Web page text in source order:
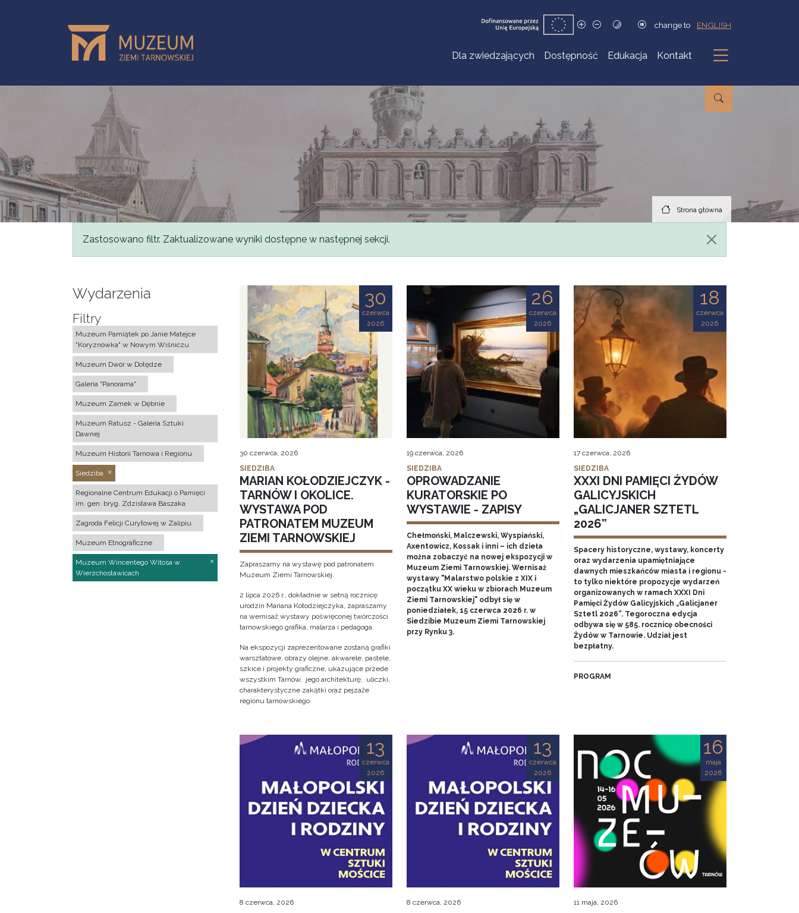
change to ENGLISH
Dla zwiedzających Dostępność Edukacja Kontakt
Podmenu
Strona główna
Komunikat
Zastosowano filtr. Zaktualizowane wyniki dostępne w następnej sekcji.
Wydarzenia
Filtry
Muzeum Pamiątek po Janie Matejce
"Koryznówka" w Nowym Wiśniczu
Muzeum Dwór w Dołędze
Galeria "Panorama"
Muzeum Zamek w Dębnie
Muzeum Ratusz - Galeria Sztuki
Dawnej
Muzeum Historii Tarnowa i Regionu
Siedziba
Regionalne Centrum Edukacji o Pamięci
im. gen. bryg. Zdzisława Baszaka
Zagroda Felicji Curyłowej w Zalipiu
Muzeum Etnograficzne
Muzeum Wincentego Witosa w
Wierzchosławicach
30
czerwca
2026
30 czerwca, 2026
SIEDZIBA
MARIAN KOŁODZIEJCZYK -
TARNÓW I OKOLICE.
WYSTAWA POD
PATRONATEM MUZEUM
ZIEMI TARNOWSKIEJ
Zapraszamy na wystawę pod patronatem
Muzeum Ziemi Tarnowskiej.
2 lipca 2026 r., dokładnie w setną rocznicę
urodzin Mariana Kołodziejczyka, zapraszamy
na wernisaż wystawy poświęconej twórczości
tarnowskiego grafika, malarza i pedagoga.
Na ekspozycji zaprezentowane zostaną grafiki
warsztatowe, obrazy olejne, akwarele, pastele,
szkice i projekty graficzne, ukazujące przede
wszystkim Tarnów, jego architekturę, uliczki,
charakterystyczne zakątki oraz pejzaże
regionu tarnowskiego.
26
czerwca
2026
19 czerwca, 2026
SIEDZIBA
OPROWADZANIE
KURATORSKIE PO
WYSTAWIE - ZAPISY
Chełmoński, Malczewski, Wyspiański,
Axentowicz, Kossak i inni – ich dzieła
można zobaczyć na nowej ekspozycji w
Muzeum Ziemi Tarnowskiej. Wernisaż
wystawy "Malarstwo polskie z XIX i
początku XX wieku w zbiorach Muzeum
Ziemi Tarnowskiej" odbył się w
poniedziałek, 15 czerwca 2026 r. w
Siedzibie Muzeum Ziemi Tarnowskiej
przy Rynku 3.
18
czerwca
2026
17 czerwca, 2026
SIEDZIBA
XXXI DNI PAMIĘCI ŻYDÓW
GALICYJSKICH
„GALICJANER SZTETL
2026”
Spacery historyczne, wystawy, koncerty
oraz wydarzenia upamiętniające
dawnych mieszkańców miasta i regionu -
to tylko niektóre propozycje wydarzeń
organizowanych w ramach XXXI Dni
Pamięci Żydów Galicyjskich „Galicjaner
Sztetl 2026”. Tegoroczna edycja
odbywa się w 585. rocznicę obecności
Żydów w Tarnowie. Udział jest
bezpłatny.
PROGRAM
13
czerwca
2026
8 czerwca, 2026
13
czerwca
2026
8 czerwca, 2026
16
maja
2026
11 maja, 2026